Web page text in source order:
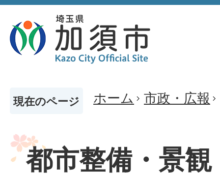
現在のページ ホーム 市政・広報
都市整備・景観